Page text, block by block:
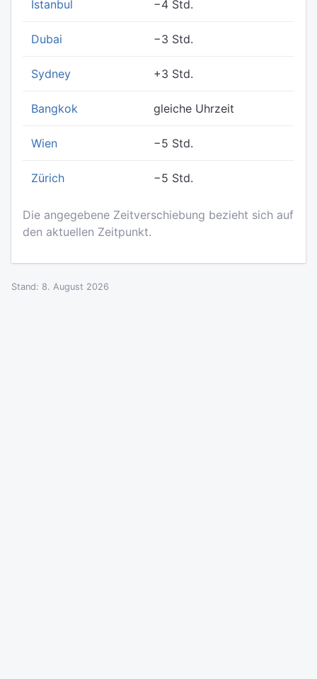
Istanbul −4 Std.
Dubai −3 Std.
Sydney +3 Std.
Bangkok gleiche Uhrzeit
Wien −5 Std.
Zürich −5 Std.
Die angegebene Zeitverschiebung bezieht sich auf
den aktuellen Zeitpunkt.
Stand: 8. August 2026